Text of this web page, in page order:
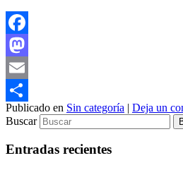
Facebook
Mastodon
Email
Compartir
Publicado en Sin categoría | Deja un
Buscar
Entradas recientes